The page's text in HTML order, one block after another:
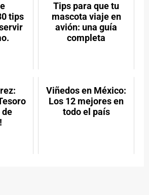
tips
Tips para que tu
mascota viaje en
avión: una guía
completa
de
Viñedos en México:
Los 12 mejores en
todo el país